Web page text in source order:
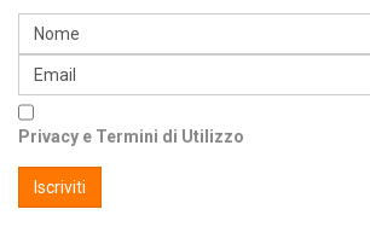
Privacy e Termini di Utilizzo